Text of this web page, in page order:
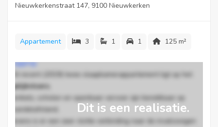
Nieuwkerkenstraat 147, 9100 Nieuwkerken
Appartement 3 1 1 125 m²
Dit is een realisatie.
Ligging:
Dit recent (2019) twee slaapkamerappartement ligt op het
gelijkvloers
winkels, scholen en openbaar vervoer zijn bereikbaar op
wandelafstand,
tevens is er een zeer vlotte verbinding naar de invalswegen